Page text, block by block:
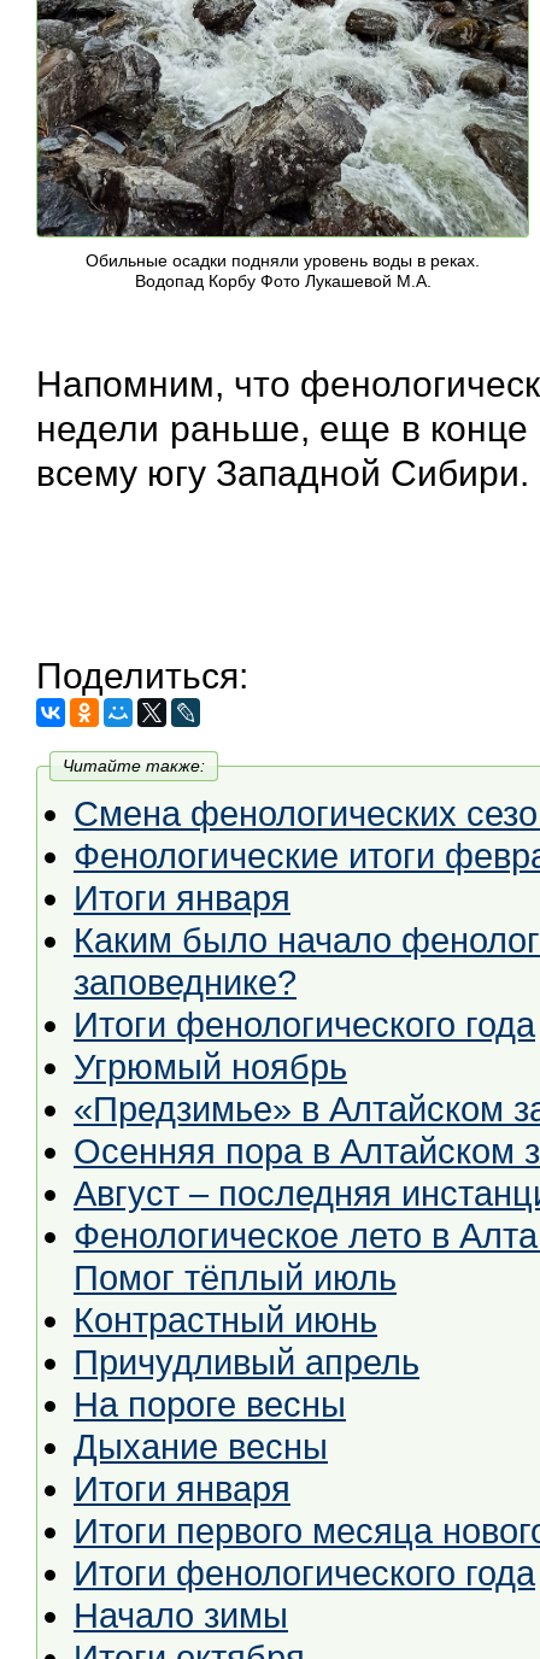
Обильные осадки подняли уровень воды в реках.
Водопад Корбу Фото Лукашевой М.А.
Напомним, что
недели раньше, еще в конце
всему югу Западной Сибири.
Поделиться:
Читайте также:
Смена фенологических
Фенологические итоги
Итоги января
Каким было начало
заповеднике?
Итоги фенологического года
Угрюмый ноябрь
«Предзимье» в Алтайском
Осенняя пора в Алтайском
Август – последняя
Фенологическое лето в
Помог тёплый июль
Контрастный июнь
Причудливый апрель
На пороге весны
Дыхание весны
Итоги января
Итоги первого месяца
Итоги фенологического года
Начало зимы